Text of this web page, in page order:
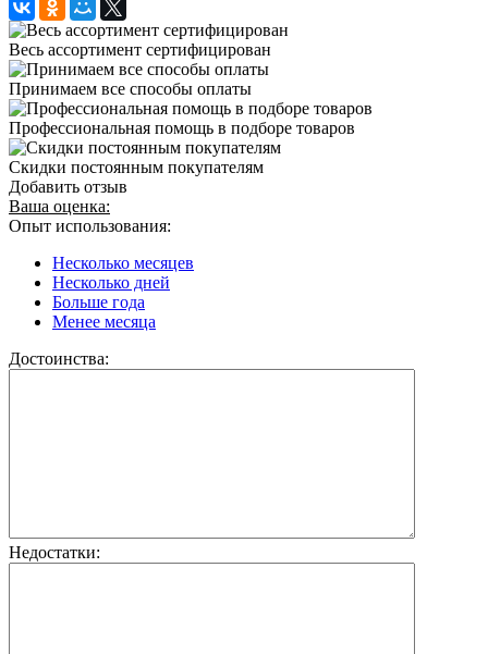
Весь ассортимент сертифицирован
Принимаем все способы оплаты
Профессиональная помощь в подборе товаров
Скидки постоянным покупателям
Добавить отзыв
Ваша оценка:
Опыт использования:
Несколько месяцев
Несколько дней
Больше года
Менее месяца
Достоинства:
Недостатки: